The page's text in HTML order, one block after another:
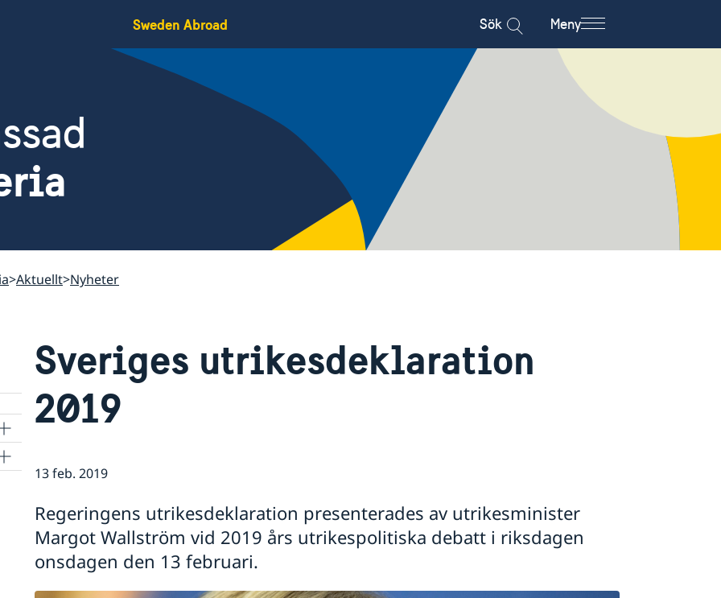
Sweden Abroad Sök Meny
Aktuellt Nyheter
Sveriges utrikesdeklaration
2019
13 feb. 2019
Regeringens utrikesdeklaration presenterades av utrikesminister
Margot Wallström vid 2019 års utrikespolitiska debatt i riksdagen
onsdagen den 13 februari.